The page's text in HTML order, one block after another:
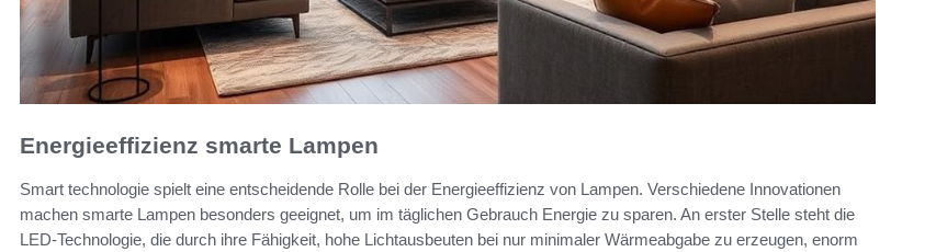
Energieeffizienz smarte Lampen
Smart technologie spielt eine entscheidende Rolle bei der Energieeffizienz von Lampen. Verschiedene Innovationen
machen smarte Lampen besonders geeignet, um im täglichen Gebrauch Energie zu sparen. An erster Stelle steht die
LED-Technologie, die durch ihre Fähigkeit, hohe Lichtausbeuten bei nur minimaler Wärmeabgabe zu erzeugen, enorm